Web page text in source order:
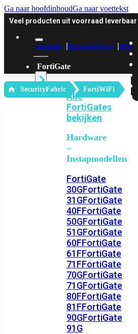
Ga naar hoofdinhoudGa naar voettekst
Veel producten uit voorraad leverbaar
Account Klantenservice Offerte
FortiGate
Alle
FortiGates
bekijken
Hardware
–
Instapmodellen
FortiGate
30GFortiGate
31GFortiGate
40FFortiGate
50GFortiGate
51GFortiGate
60FFortiGate
61FFortiGate
71FFortiGate
70GFortiGate
71GFortiGate
80FFortiGate
81FFortiGate
90GFortiGate
91G
‎ SecurityFabric FortiWiFi